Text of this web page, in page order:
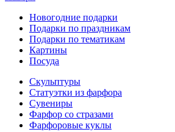
Новогодние подарки
Подарки по праздникам
Подарки по тематикам
Картины
Посуда
Скульптуры
Статуэтки из фарфора
Сувениры
Фарфор со стразами
Фарфоровые куклы